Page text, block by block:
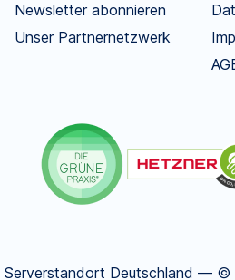
Newsletter abonnieren
Unser Partnernetzwerk
Serverstandort Deutschland — ©